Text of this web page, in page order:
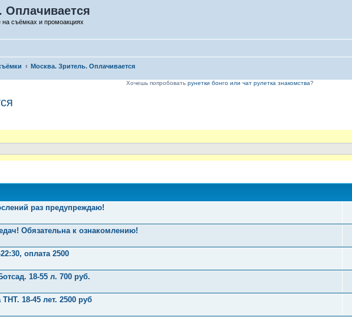
Оплачивается
съёмках и промоакциях
Москва. Зритель. Оплачивается
Хочешь попробовать рунетки бонго или чат рулетка знакомства?
раз предупреждаю!
Обязательна к ознакомлению!
оплата 2500
18-55 л. 700 руб.
18-45 лет. 2500 руб